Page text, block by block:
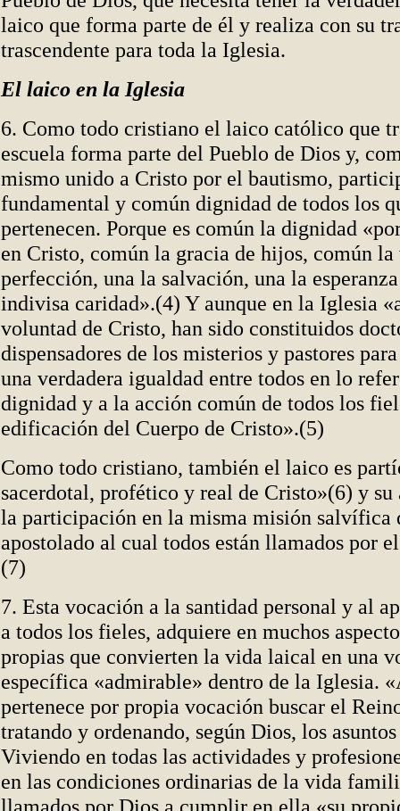
laico que forma parte de él y realiza con su
trascendente para toda la Iglesia.
El laico en la Iglesia
6. Como todo cristiano el laico católico que
escuela forma parte del Pueblo de Dios y,
mismo unido a Cristo por el bautismo,
fundamental y común dignidad de todos los
pertenecen. Porque es común la dignidad
en Cristo, común la gracia de hijos, común
perfección, una la salvación, una la
indivisa caridad».(4) Y aunque en la Iglesia
voluntad de Cristo, han sido constituidos
dispensadores de los misterios y pastores
una verdadera igualdad entre todos en lo
dignidad y a la acción común de todos los
edificación del Cuerpo de Cristo».(5)
Como todo cristiano, también el laico es
sacerdotal, profético y real de Cristo»(6) y su
la participación en la misma misión salvífica
apostolado al cual todos están llamados por
(7)
7. Esta vocación a la santidad personal y al
a todos los fieles, adquiere en muchos
propias que convierten la vida laical en una
específica «admirable» dentro de la Iglesia.
pertenece por propia vocación buscar el
tratando y ordenando, según Dios, los
Viviendo en todas las actividades y
en las condiciones ordinarias de la vida
llamados por Dios a cumplir en ella «su